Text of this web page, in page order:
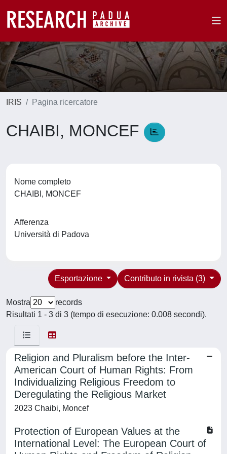
IRIS Pagina ricercatore
CHAIBI, MONCEF
Nome completo
CHAIBI, MONCEF
Afferenza
Università di Padova
Contributo in rivista (3)
Esportazione
Mostra
records
Risultati 1 - 3 di 3 (tempo di esecuzione: 0.008 secondi).
Religion and Pluralism before the Inter-
American Court of Human Rights: From
Individualizing Religious Freedom to
Deregulating the Religious Market
2023 Chaibi, Moncef
Protection of European Values at the
International Level: The European Court of